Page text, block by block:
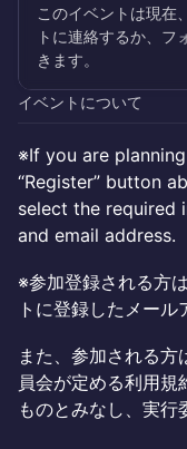
このイベントは現在
トに連絡するか、フ
きます。
イベントについて
※If you are
“Register” button
select the required
and email address.
※参加登録される方
トに登録したメール
また、参加される
員会が定める利用規
ものとみなし、実行